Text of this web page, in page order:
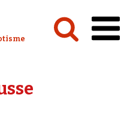
Watch :